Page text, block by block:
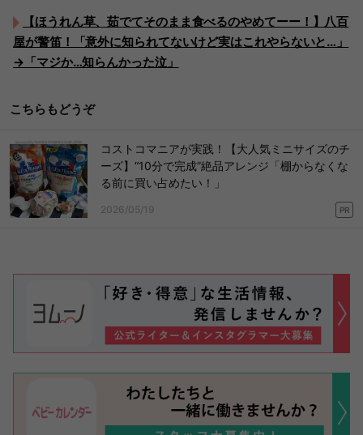
【ほうれん草、茹でてそのまま食べるのやめてーー！】八百
屋が警笛！「意外に知られてないけど実はこれやらないと…」
→「マジか…知らんかった泣」
こちらもどうぞ
コストコマニアが実践！【大人気ミニサイズのチ
ーズ】“10分で完成”絶品アレンジ「棚からなくな
る前に買い占めたい！」
2026/05/19 PR